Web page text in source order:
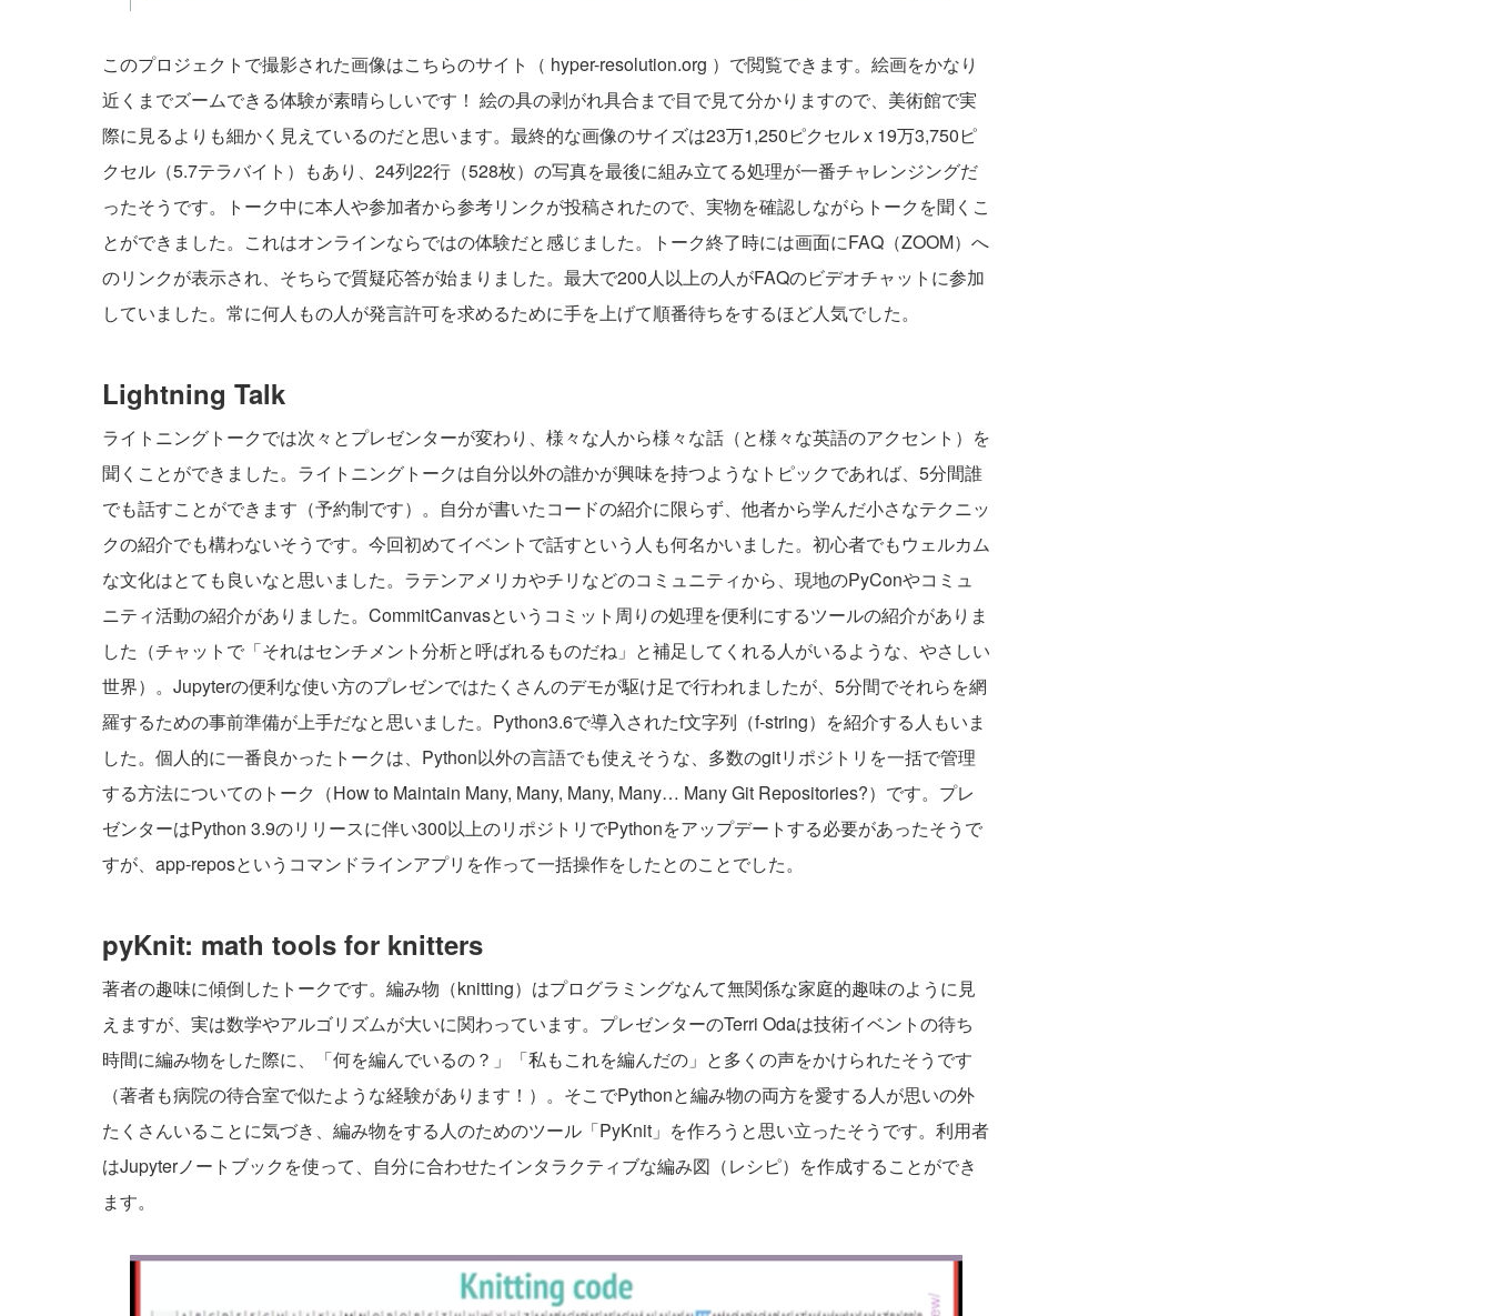
このプロジェクトで撮影された画像はこちらのサイト（ hyper-resolution.org ） で閲覧できます。絵画をかなり
近くまでズームできる体験が素晴らしいです！ 絵の具の剥がれ具合まで目で見て分かりますので、美術館で実
際に見るよりも細かく見えているのだと思います。最終的な画像のサイズは23万1,250ピクセル x 19万3,750ピ
クセル（5.7テラバイト）もあり、24列22行（528枚）の写真を最後に組み立てる処理が一番チャレンジングだ
ったそうです。トーク中に本人や参加者から参考リンクが投稿されたので、実物を確認しながらトークを聞くこ
とができました。これはオンラインならではの体験だと感じました。トーク終了時には画面にFAQ（ZOOM）へ
のリンクが表示され、そちらで質疑応答が始まりました。最大で200人以上の人がFAQのビデオチャットに参加
していました。常に何人もの人が発言許可を求めるために手を上げて順番待ちをするほど人気でした。
Lightning Talk
ライトニングトークでは次々とプレゼンターが変わり、様々な人から様々な話（と様々な英語のアクセント）を
聞くことができました。ライトニングトークは自分以外の誰かが興味を持つようなトピックであれば、5分間誰
でも話すことができます（予約制です）。自分が書いたコードの紹介に限らず、他者から学んだ小さなテクニッ
クの紹介でも構わないそうです。今回初めてイベントで話すという人も何名かいました。初心者でもウェルカム
な文化はとても良いなと思いました。ラテンアメリカやチリなどのコミュニティから、現地のPyConやコミュ
ニティ活動の紹介がありました。 CommitCanvasというコミット周りの処理を便利にするツールの紹介がありま
した（チャットで「それはセンチメント分析と呼ばれるものだね」と補足してくれる人がいるような、やさしい
世界）。Jupyterの便利な使い方のプレゼンではたくさんのデモが駆け足で行われましたが、5分間でそれらを網
羅するための事前準備が上手だなと思いました。Python3.6で導入されたf文字列（f-string）を紹介する人もいま
した。個人的に一番良かったトークは、Python以外の言語でも使えそうな、多数のgitリポジトリを一括で管理
する方法についてのトーク（How to Maintain Many, Many, Many, Many… Many Git Repositories?）です。プレ
ゼンターはPython 3.9のリリースに伴い300以上のリポジトリでPythonをアップデートする必要があったそうで
すが、 app-reposというコマンドラインアプリを作って一括操作をしたとのことでした。
pyKnit: math tools for knitters
著者の趣味に傾倒したトークです。編み物（knitting）はプログラミングなんて無関係な家庭的趣味のように見
えますが、実は数学やアルゴリズムが大いに関わっています。プレゼンターのTerri Odaは技術イベントの待ち
時間に編み物をした際に、「何を編んでいるの？」「私もこれを編んだの」と多くの声をかけられたそうです
（著者も病院の待合室で似たような経験があります！）。そこでPythonと編み物の両方を愛する人が思いの外
たくさんいることに気づき、編み物をする人のためのツール「PyKnit 」を作ろうと思い立ったそうです。利用者
はJupyterノートブックを使って、自分に合わせたインタラクティブな編み図（レシピ）を作成することができ
ます。